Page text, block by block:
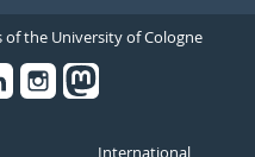
of the University of Cologne
International